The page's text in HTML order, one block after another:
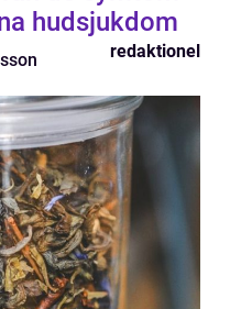
hudsjukdom
redaktionel